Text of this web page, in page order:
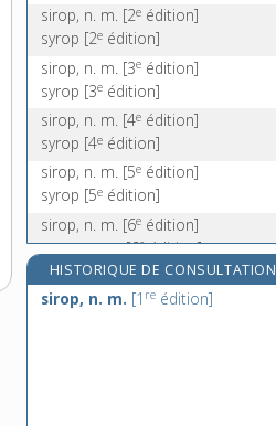
sis, sise, adj.
sisal, n. m.
sirop, n. m. [2e édition]
syrop [2e édition]
sirop, n. m. [3e édition]
syrop [3e édition]
sirop, n. m. [4e édition]
syrop [4e édition]
sirop, n. m. [5e édition]
syrop [5e édition]
sirop, n. m. [6e édition]
syrop, n. m.[6eédition]
sirop, n. m.[7 édition]
sirop, n. m.[8 e édition]
HISTORIQUE DE CONSULTATION
sirop, n. m. [1 re édition]